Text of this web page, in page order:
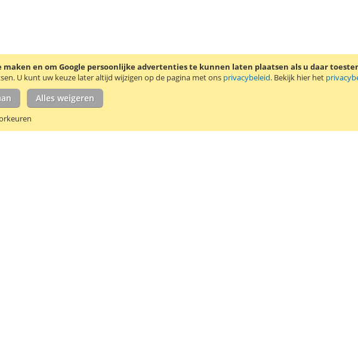
en om Google persoonlijke advertenties te kunnen laten plaatsen als u daar
U kunt uw keuze later altijd wijzigen op de pagina met ons privacybeleid. Bekijk hier het
Alles weigeren